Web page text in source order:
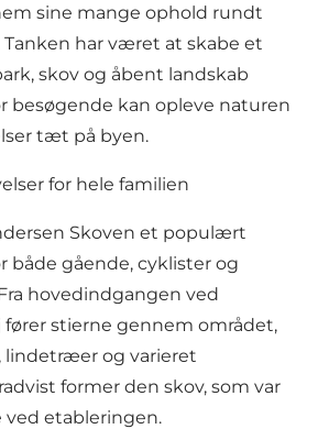
sine mange ophold rundt
Tanken har været at skabe et
skov og åbent landskab
besøgende kan opleve naturen
tæt på byen.
for hele familien
Skoven et populært
både gående, cyklister og
hovedindgangen ved
fører stierne gennem området,
lindetræer og varieret
former den skov, som var
etableringen.